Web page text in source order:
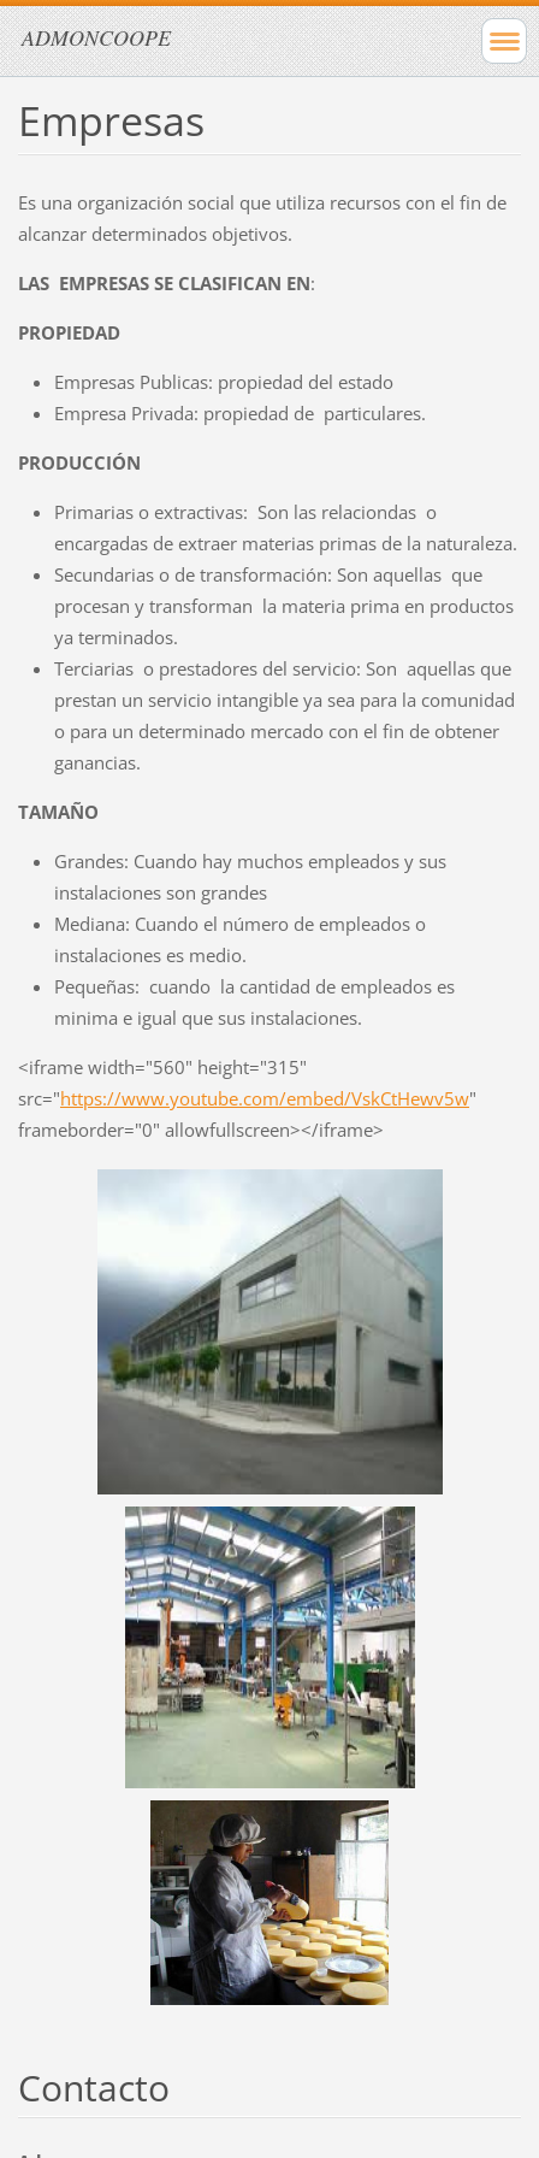
ADMONCOOPE
Empresas
Es una organización social que utiliza recursos con el fin de
alcanzar determinados objetivos.
LAS EMPRESAS SE CLASIFICAN EN:
PROPIEDAD
Empresas Publicas: propiedad del estado
Empresa Privada: propiedad de particulares.
PRODUCCIÓN
Primarias o extractivas: Son las relaciondas o
encargadas de extraer materias primas de la naturaleza.
Secundarias o de transformación: Son aquellas que
procesan y transforman la materia prima en productos
ya terminados.
Terciarias o prestadores del servicio: Son aquellas que
prestan un servicio intangible ya sea para la comunidad
o para un determinado mercado con el fin de obtener
ganancias.
TAMAÑO
Grandes: Cuando hay muchos empleados y sus
instalaciones son grandes
Mediana: Cuando el número de empleados o
instalaciones es medio.
Pequeñas: cuando la cantidad de empleados es
minima e igual que sus instalaciones.
<iframe width="560" height="315"
src="https://www.youtube.com/embed/VskCtHewv5w"
frameborder="0" allowfullscreen></iframe>
Contacto